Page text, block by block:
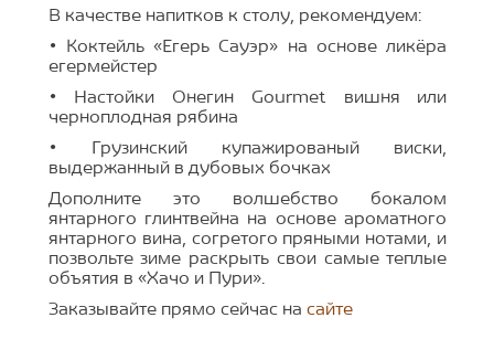
В качестве напитков к столу, рекомендуем:
• Коктейль «Егерь Сауэр» на основе ликёра
егермейстер
• Настойки Онегин Gourmet вишня или
черноплодная рябина
• Грузинский купажированый виски,
выдержанный в дубовых бочках
Дополните это волшебство бокалом
янтарного глинтвейна на основе ароматного
янтарного вина, согретого пряными нотами, и
позвольте зиме раскрыть свои самые теплые
объятия в «Хачо и Пури».
Заказывайте прямо сейчас на сайте